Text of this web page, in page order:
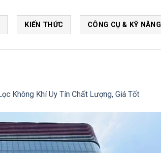
KIẾN THỨC CÔNG CỤ & KỸ NĂNG
Không Khí Uy Tín Chất Lượng, Giá Tốt